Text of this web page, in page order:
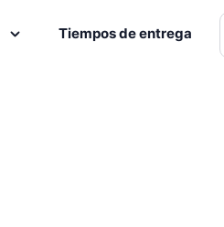
Tiempos de entrega